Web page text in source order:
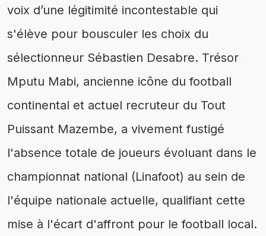
voix d’une légitimité incontestable qui
s'élève pour bousculer les choix du
sélectionneur Sébastien Desabre. Trésor
Mputu Mabi, ancienne icône du football
continental et actuel recruteur du Tout
Puissant Mazembe, a vivement fustigé
l'absence totale de joueurs évoluant dans le
championnat national (Linafoot) au sein de
l'équipe nationale actuelle, qualifiant cette
mise à l'écart d'affront pour le football local.